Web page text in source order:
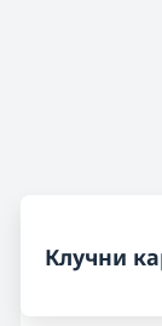
Клучни